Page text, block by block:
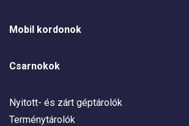
Mobil kordonok
Csarnokok
Nyitott- és zárt géptárolók
Terménytárolók